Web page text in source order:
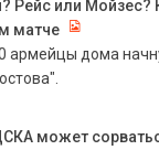
Рейс или Мойзес?
матче
армейцы дома
может